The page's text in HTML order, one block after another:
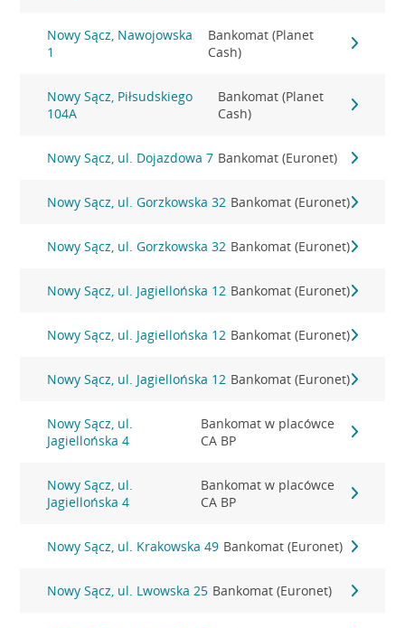
Nowy Sącz, Nawojowska
1
Bankomat (Planet
Cash)
Nowy Sącz, Piłsudskiego
104A
Bankomat (Planet
Cash)
Nowy Sącz, ul. Dojazdowa 7 Bankomat (Euronet)
Nowy Sącz, ul. Gorzkowska 32 Bankomat (Euronet)
Nowy Sącz, ul. Gorzkowska 32 Bankomat (Euronet)
Nowy Sącz, ul. Jagiellońska 12 Bankomat (Euronet)
Nowy Sącz, ul. Jagiellońska 12 Bankomat (Euronet)
Nowy Sącz, ul. Jagiellońska 12 Bankomat (Euronet)
Nowy Sącz, ul.
Jagiellońska 4
Bankomat w placówce
CA BP
Nowy Sącz, ul.
Jagiellońska 4
Bankomat w placówce
CA BP
Nowy Sącz, ul. Krakowska 49 Bankomat (Euronet)
Nowy Sącz, ul. Lwowska 25 Bankomat (Euronet)